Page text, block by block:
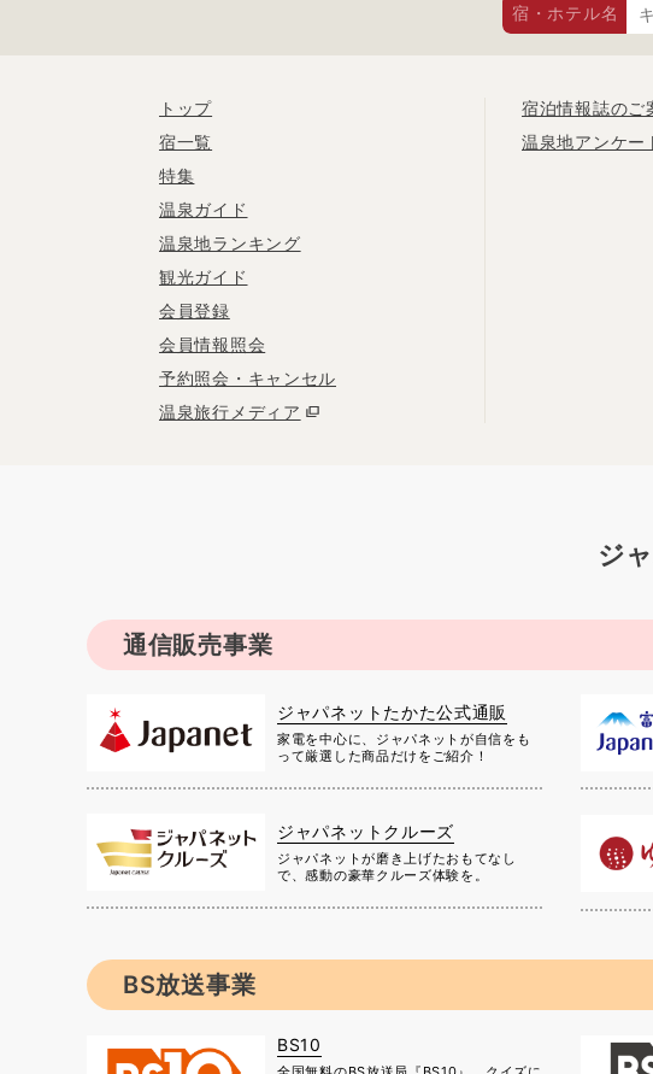
宿・ホテル名
トップ
宿一覧
特集
温泉ガイド
温泉地ランキング
観光ガイド
会員登録
会員情報照会
予約照会・キャンセル
温泉旅行メディア
宿泊情報誌のご
温泉地アンケー
ジ
通信販売事業
ジャパネットたかた公式通販
家電を中心に、ジャパネットが自信をも
って厳選した商品だけをご紹介！
ジャパネットクルーズ
ジャパネットが磨き上げたおもてなし
で、感動の豪華クルーズ体験を。
BS放送事業
BS10